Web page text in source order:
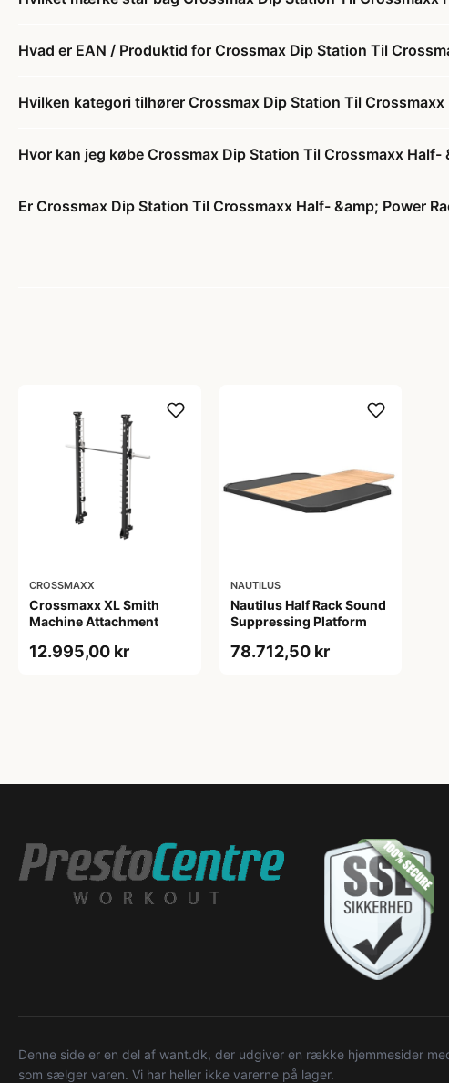
Hvad er EAN / Produktid for Crossmax Dip Station Til
Hvilken kategori tilhører Crossmax Dip Station Til
Hvor kan jeg købe Crossmax Dip Station Til Crossmaxx
Er Crossmax Dip Station Til Crossmaxx Half- &amp; Power
CROSSMAXX
Crossmaxx XL Smith
Machine Attachment
12.995,00 kr
NAUTILUS
Nautilus Half Rack Sound
Suppressing Platform
78.712,50 kr
Denne side er en del af want.dk, der udgiver en række hjemmesider
som sælger varen. Vi har heller ikke varerne på lager.